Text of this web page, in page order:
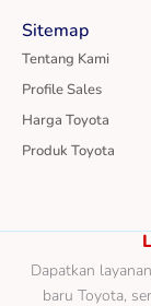
Sitemap
Tentang Kami
Profile Sales
Harga Toyota
Produk Toyota
Dapatkan
baru Toyota,